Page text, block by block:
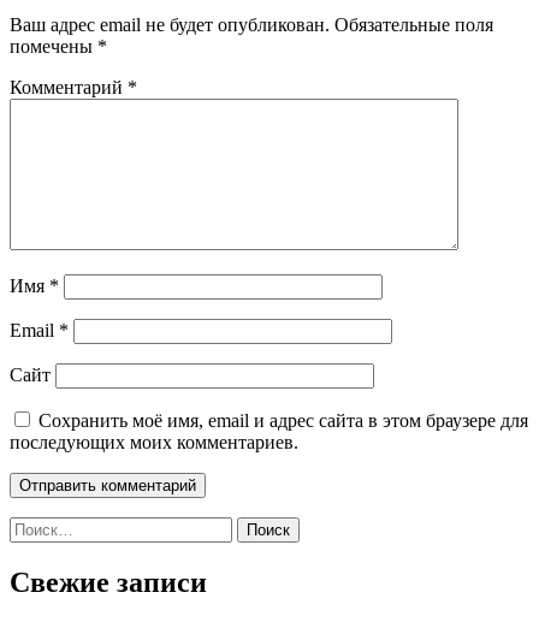
Ваш адрес email не будет опубликован. Обязательные поля
помечены *
Комментарий *
Имя *
Email *
Сайт
Сохранить моё имя, email и адрес сайта в этом браузере для
последующих моих комментариев.
Найти:
Свежие записи